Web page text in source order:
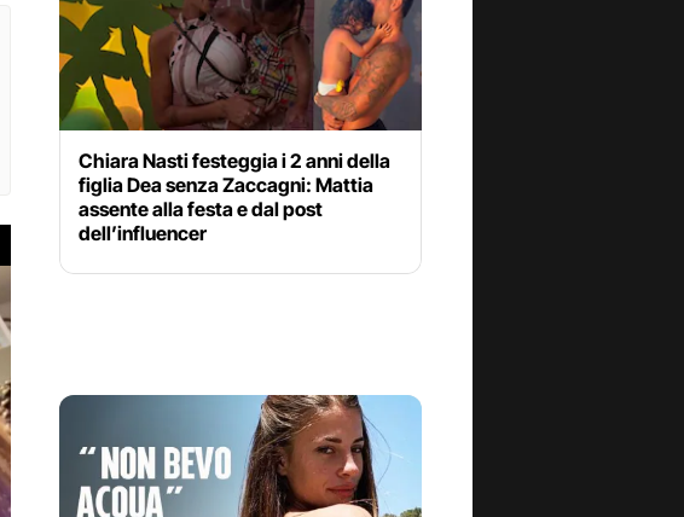
Chiara Nasti festeggia i 2 anni della
figlia Dea senza Zaccagni: Mattia
assente alla festa e dal post
dell’influencer